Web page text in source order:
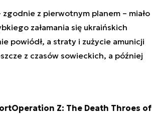
z pierwotnym planem – miało
załamania się ukraińskich
powiódł, a straty i zużycie amunicji
z czasów sowieckich, a później
Operation Z: The Death Throes of